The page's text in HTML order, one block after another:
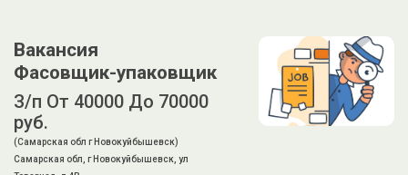
Вакансия
Фасовщик-упаковщик
З/п От 40000 До 70000
руб.
(Самарская обл г Новокуйбышевск)
Самарская обл, г Новокуйбышевск, ул